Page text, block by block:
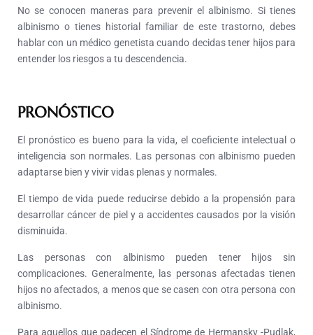
No se conocen maneras para prevenir el albinismo. Si tienes
albinismo o tienes historial familiar de este trastorno, debes
hablar con un médico genetista cuando decidas tener hijos para
entender los riesgos a tu descendencia.
PRONÓSTICO
El pronóstico es bueno para la vida, el coeficiente intelectual o
inteligencia son normales. Las personas con albinismo pueden
adaptarse bien y vivir vidas plenas y normales.
El tiempo de vida puede reducirse debido a la propensión para
desarrollar cáncer de piel y a accidentes causados por la visión
disminuida.
Las personas con albinismo pueden tener hijos sin
complicaciones. Generalmente, las personas afectadas tienen
hijos no afectados, a menos que se casen con otra persona con
albinismo.
Para aquellos que padecen el Síndrome de Hermansky -Pudlak,